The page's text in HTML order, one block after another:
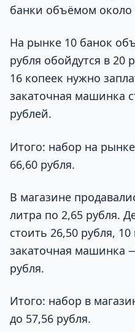
банки объёмом около
На рынке 10 банок
рубля обойдутся в 20
16 копеек нужно
закаточная машинка
рублей.
Итого: набор на
66,60 рубля.
В магазине
литра по 2,65 рубля.
стоить 26,50 рубля,
закаточная машинка
рубля.
Итого: набор в
до 57,56 рубля.